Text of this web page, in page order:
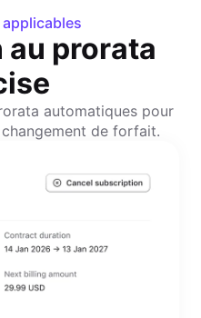
prorata
automatiques pour
de forfait.